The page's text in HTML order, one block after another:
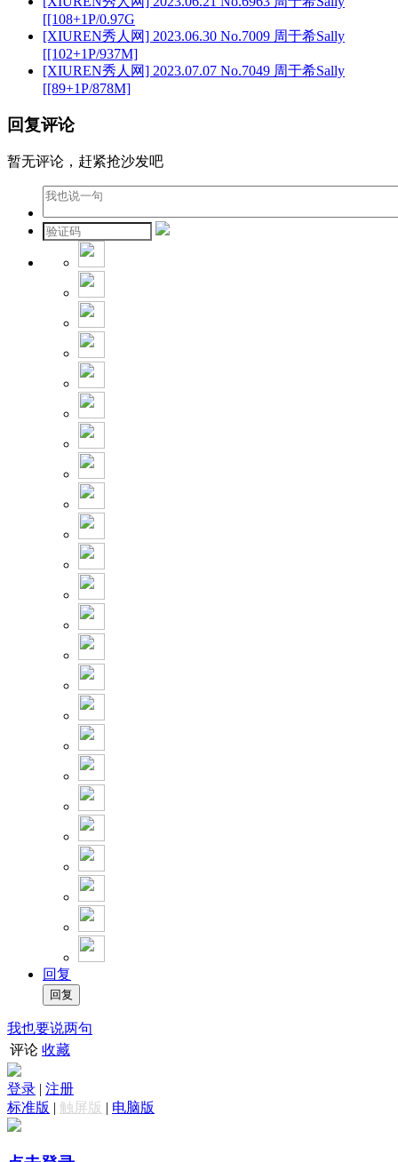
[[108+1P/0.97G
[XIUREN秀人网] 2023.06.30 No.7009 周于希Sally
[[102+1P/937M]
[XIUREN秀人网] 2023.07.07 No.7049 周于希Sally
[[89+1P/878M]
回复评论
暂无评论，赶紧抢沙发吧
回复
我也要说两句
评论 收藏
登录 | 注册
标准版 | 触屏版 | 电脑版